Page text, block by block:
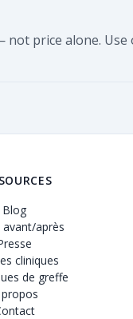
not price alone. Use
Blog
avant/après
cliniques
de greffe